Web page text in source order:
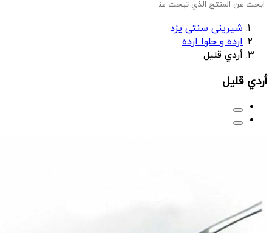
شیرینی سنتی یزد
ارده و حلوا ارده
أردي قليل
أردي قليل